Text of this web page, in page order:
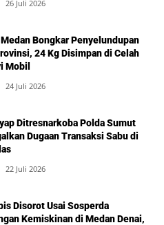
26 Juli 2026
Bongkar Penyelundupan
24 Kg Disimpan di Celah
Mobil
24 Juli 2026
Ditresnarkoba Polda Sumut
Dugaan Transaksi Sabu di
22 Juli 2026
Disorot Usai Sosperda
Kemiskinan di Medan Denai,